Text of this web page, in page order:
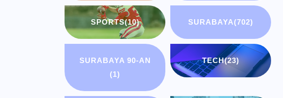
SPORTS(10) SURABAYA(702)
SURABAYA 90-AN
(1)
TECH(23)